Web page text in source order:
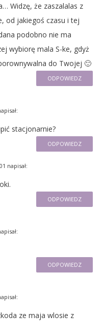
Widzę, że zaszalalas z
od jakiegoś czasu i tej
podobno nie ma
wybiorę mala S-ke, gdyż
do Twojej 🙂
ODPOWIEDZ
stacjonarnie?
ODPOWIEDZ
napisał:
ODPOWIEDZ
ODPOWIEDZ
ze maja wlosie z